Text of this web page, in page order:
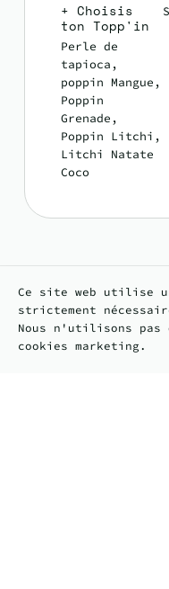
+ Choisis
ton Topp'in
Perle de
tapioca,
poppin Mangue,
Poppin
Grenade,
Poppin Litchi,
Litchi Natate
Coco
Les classiques
Ce site web utilise
strictement
Nous n'utilisons pas
cookies marketing.